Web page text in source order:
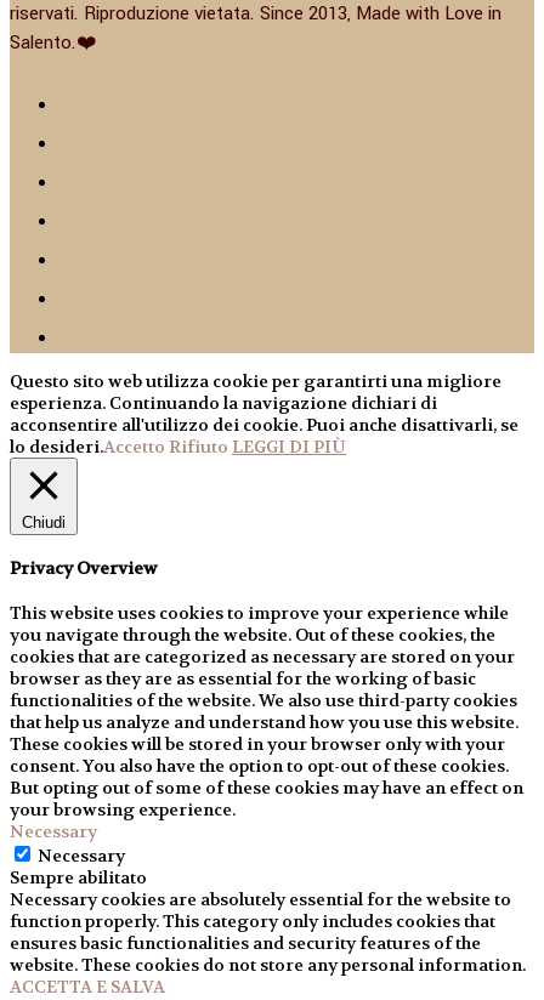
riservati. Riproduzione vietata. Since 2013, Made with Love in
Salento.❤️
Questo sito web utilizza cookie per garantirti una migliore
esperienza. Continuando la navigazione dichiari di
acconsentire all'utilizzo dei cookie. Puoi anche disattivarli, se
lo desideri.Accetto Rifiuto LEGGI DI PIÙ
Chiudi
Privacy Overview
This website uses cookies to improve your experience while
you navigate through the website. Out of these cookies, the
cookies that are categorized as necessary are stored on your
browser as they are as essential for the working of basic
functionalities of the website. We also use third-party cookies
that help us analyze and understand how you use this website.
These cookies will be stored in your browser only with your
consent. You also have the option to opt-out of these cookies.
But opting out of some of these cookies may have an effect on
your browsing experience.
Necessary
Necessary
Sempre abilitato
Necessary cookies are absolutely essential for the website to
function properly. This category only includes cookies that
ensures basic functionalities and security features of the
website. These cookies do not store any personal information.
ACCETTA E SALVA